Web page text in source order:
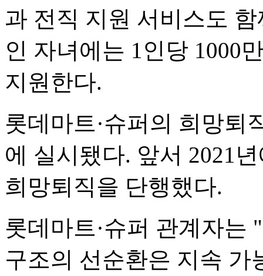
과 전직 지원 서비스도
인 자녀에는 1인당 1000
지원한다.
롯데마트·슈퍼의 희망퇴
에 실시됐다. 앞서 2021
희망퇴직을 단행했다.
롯데마트·슈퍼 관계자는
구조의 선순환은 지속 가